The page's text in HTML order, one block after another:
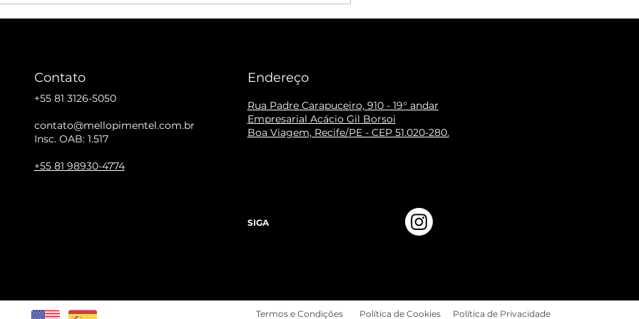
em 1º
CBS para 2027
Contato Endereço
+55 81 3126-5050
contato@mellopimentel.com.br
Insc. OAB: 1.517
+55 81 98930-4774
Rua Padre Carapuceiro, 910 - 19° andar
Empresarial Acácio Gil Borsoi
Boa Viagem, Recife/PE - CEP 51.020-280.
SIGA
Termos e Condições Política de Cookies Política de Privacidade